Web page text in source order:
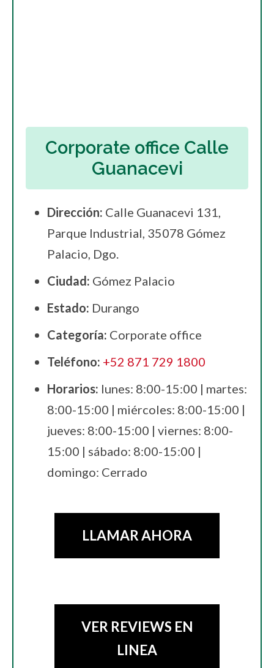
Corporate office Calle
Guanacevi
Dirección: Calle Guanacevi 131,
Parque Industrial, 35078 Gómez
Palacio, Dgo.
Ciudad: Gómez Palacio
Estado: Durango
Categoría: Corporate office
Teléfono: +52 871 729 1800
Horarios: lunes: 8:00-15:00 | martes:
8:00-15:00 | miércoles: 8:00-15:00 |
jueves: 8:00-15:00 | viernes: 8:00-
15:00 | sábado: 8:00-15:00 |
domingo: Cerrado
LLAMAR AHORA
VER REVIEWS EN
LINEA